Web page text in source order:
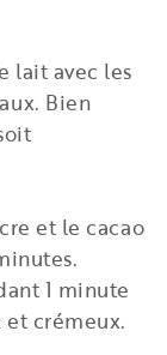
lait avec les
Bien
et le cacao
1 minute
et crémeux.